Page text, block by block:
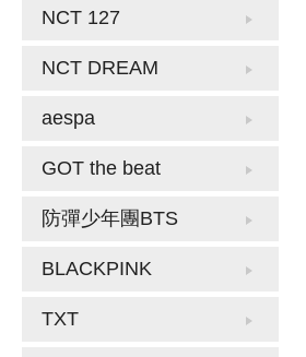
NCT 127
NCT DREAM
aespa
GOT the beat
防彈少年團BTS
BLACKPINK
TXT